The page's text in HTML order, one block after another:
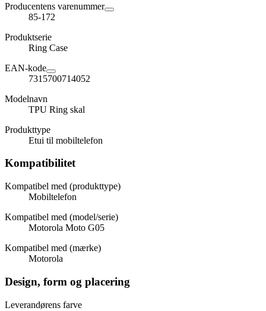
Producentens varenummer
85-172
Produktserie
Ring Case
EAN-kode
7315700714052
Modelnavn
TPU Ring skal
Produkttype
Etui til mobiltelefon
Kompatibilitet
Kompatibel med (produkttype)
Mobiltelefon
Kompatibel med (model/serie)
Motorola Moto G05
Kompatibel med (mærke)
Motorola
Design, form og placering
Leverandørens farve